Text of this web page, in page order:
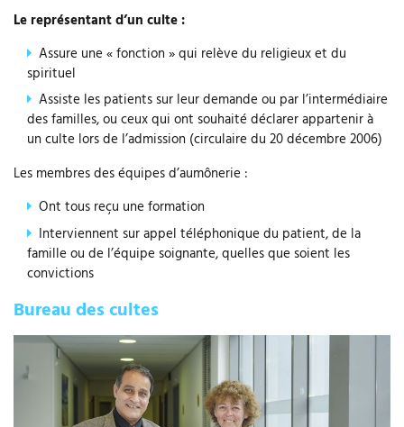
Le représentant d’un culte :
Assure une « fonction » qui relève du religieux et du
spirituel
Assiste les patients sur leur demande ou par l’intermédiaire
des familles, ou ceux qui ont souhaité déclarer appartenir à
un culte lors de l’admission (circulaire du 20 décembre 2006)
Les membres des équipes d’aumônerie :
Ont tous reçu une formation
Interviennent sur appel téléphonique du patient, de la
famille ou de l’équipe soignante, quelles que soient les
convictions
Bureau des cultes